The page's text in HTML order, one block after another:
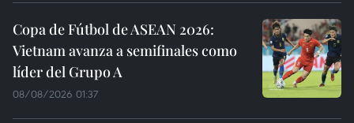
Copa de Fútbol de ASEAN 2026:
Vietnam avanza a semifinales como
líder del Grupo A
08/08/2026 01:37